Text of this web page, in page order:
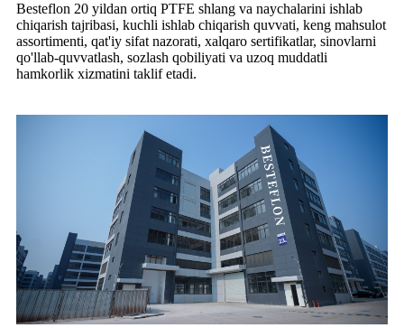
Besteflon 20 yildan ortiq PTFE shlang va naychalarini ishlab
chiqarish tajribasi, kuchli ishlab chiqarish quvvati, keng mahsulot
assortimenti, qat'iy sifat nazorati, xalqaro sertifikatlar, sinovlarni
qo'llab-quvvatlash, sozlash qobiliyati va uzoq muddatli
hamkorlik xizmatini taklif etadi.